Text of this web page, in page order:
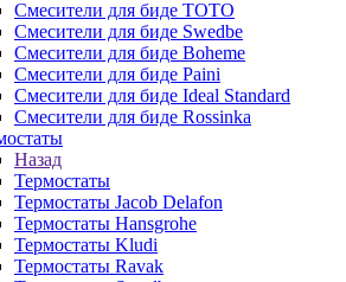
Смесители для биде TOTO
Смесители для биде Swedbe
Смесители для биде Boheme
Смесители для биде Paini
Смесители для биде Ideal Standard
Смесители для биде Rossinka
Назад
Термостаты
Термостаты Jacob Delafon
Термостаты Hansgrohe
Термостаты Kludi
Термостаты Ravak